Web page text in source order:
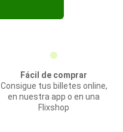
Fácil de comprar
Consigue tus billetes online,
en nuestra app o en una
Flixshop